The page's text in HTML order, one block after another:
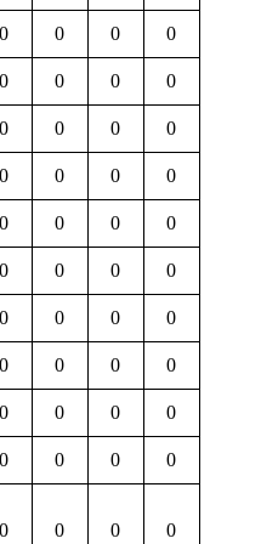
0 0 0 0
0 0 0 0
0 0 0 0
0 0 0 0
0 0 0 0
0 0 0 0
0 0 0 0
0 0 0 0
0 0 0 0
0 0 0 0
0 0 0 0